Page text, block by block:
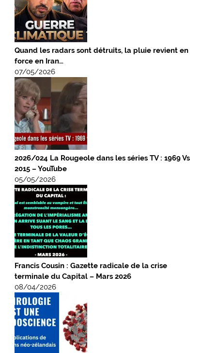
Quand les radars sont détruits, la pluie revient en
force en Iran…
07/05/2026
2026/024 La Rougeole dans les séries TV : 1969 Vs
2015 – YouTube
05/05/2026
Francis Cousin : Gazette radicale de la crise
terminale du Capital – Mars 2026
08/04/2026